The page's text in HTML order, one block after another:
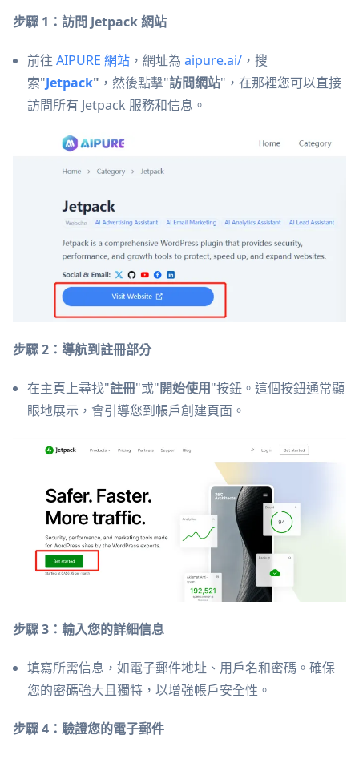
步驟 1：訪問 Jetpack 網站
前往 AIPURE 網站 ，網址為 aipure.ai/ ，搜
索"Jetpack" ，然後點擊"訪問網站"，在那裡您可以直接
訪問所有 Jetpack 服務和信息。
步驟 2：導航到註冊部分
在主頁上尋找"註冊"或"開始使用"按鈕。這個按鈕通常顯
眼地展示，會引導您到帳戶創建頁面。
步驟 3：輸入您的詳細信息
填寫所需信息，如電子郵件地址、用戶名和密碼。確保
您的密碼強大且獨特，以增強帳戶安全性。
步驟 4：驗證您的電子郵件